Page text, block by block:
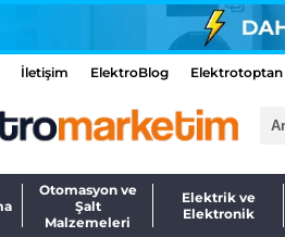
İletişim ElektroBlog Elektrotoptan
Otomasyon ve
Şalt
Malzemeleri
Elektrik ve
Elektronik